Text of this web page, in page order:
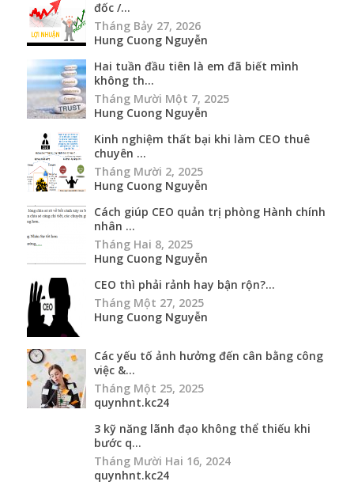
đốc /...
Tháng Bảy 27, 2026
Hung Cuong Nguyễn
Hai tuần đầu tiên là em đã biết mình
không th...
Tháng Mười Một 7, 2025
Hung Cuong Nguyễn
Kinh nghiệm thất bại khi làm CEO thuê
chuyên ...
Tháng Mười 2, 2025
Hung Cuong Nguyễn
Cách giúp CEO quản trị phòng Hành chính
nhân ...
Tháng Hai 8, 2025
Hung Cuong Nguyễn
CEO thì phải rảnh hay bận rộn?...
Tháng Một 27, 2025
Hung Cuong Nguyễn
Các yếu tố ảnh hưởng đến cân bằng công
việc &...
Tháng Một 25, 2025
quynhnt.kc24
3 kỹ năng lãnh đạo không thể thiếu khi
bước q...
Tháng Mười Hai 16, 2024
quynhnt.kc24